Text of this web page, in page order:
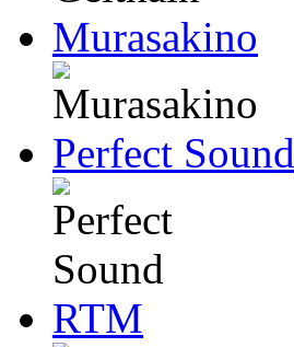
Murasakino
Perfect Sound
RTM